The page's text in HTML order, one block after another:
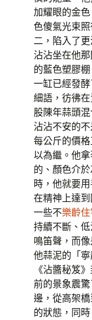
加耀眼的金
色傻氣光束
二，陷入了
沾沾坐在他
的藍色塑膠
一缸已經發
細語，彷彿
股陳年蒜頭
沾沾不安的
每公斤的價
以為繼。他
的、顏色介
時，他就要
在精神上達
一些不樂齡
持續不斷、
鳴笛聲，而
他蒜泥的「
《沾醬秘笈
前的景象震
邊，從高架
的狀態，同